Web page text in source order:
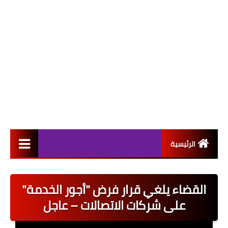
الرئيسية
اخبار القطاع العام
القضاء يلغي قرار فرض "أجور الخدمة"
على شركات الاتصالات – عاجل